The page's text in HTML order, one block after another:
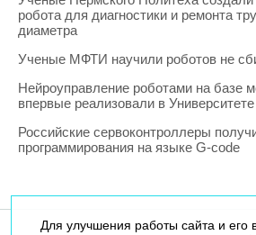
робота для диагностики и ремонта
диаметра
Ученые МФТИ научили роботов не
Нейроуправление роботами на базе
впервые реализовали в
Российские сервоконтроллеры
программирования на языке G-code
Для улучшения работы сайта и его